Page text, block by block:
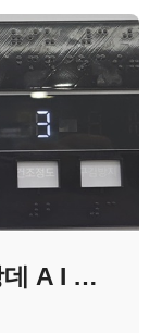
세탁기 키가드 - 삼성 그랑데 A I 분리형